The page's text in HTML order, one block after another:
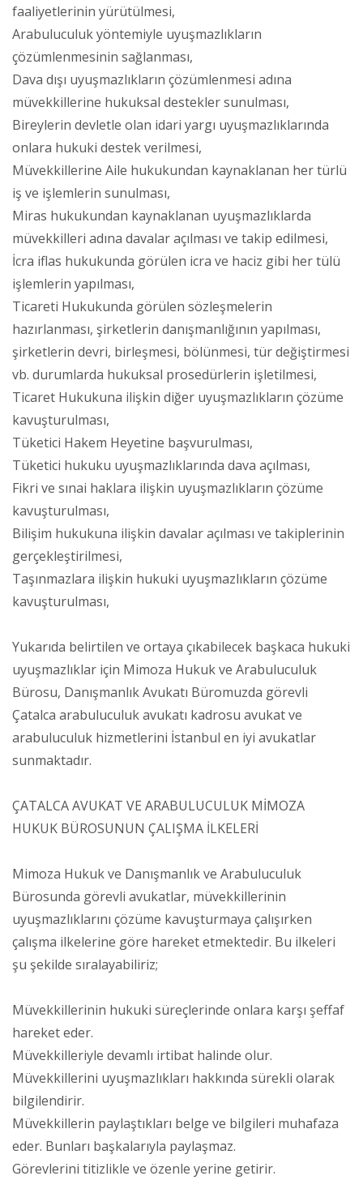
faaliyetlerinin yürütülmesi,
Arabuluculuk yöntemiyle uyuşmazlıkların
çözümlenmesinin sağlanması,
Dava dışı uyuşmazlıkların çözümlenmesi adına
müvekkillerine hukuksal destekler sunulması,
Bireylerin devletle olan idari yargı uyuşmazlıklarında
onlara hukuki destek verilmesi,
Müvekkillerine Aile hukukundan kaynaklanan her türlü
iş ve işlemlerin sunulması,
Miras hukukundan kaynaklanan uyuşmazlıklarda
müvekkilleri adına davalar açılması ve takip edilmesi,
İcra iflas hukukunda görülen icra ve haciz gibi her tülü
işlemlerin yapılması,
Ticareti Hukukunda görülen sözleşmelerin
hazırlanması, şirketlerin danışmanlığının yapılması,
şirketlerin devri, birleşmesi, bölünmesi, tür değiştirmesi
vb. durumlarda hukuksal prosedürlerin işletilmesi,
Ticaret Hukukuna ilişkin diğer uyuşmazlıkların çözüme
kavuşturulması,
Tüketici Hakem Heyetine başvurulması,
Tüketici hukuku uyuşmazlıklarında dava açılması,
Fikri ve sınai haklara ilişkin uyuşmazlıkların çözüme
kavuşturulması,
Bilişim hukukuna ilişkin davalar açılması ve takiplerinin
gerçekleştirilmesi,
Taşınmazlara ilişkin hukuki uyuşmazlıkların çözüme
kavuşturulması,
Yukarıda belirtilen ve ortaya çıkabilecek başkaca hukuki
uyuşmazlıklar için Mimoza Hukuk ve Arabuluculuk
Bürosu, Danışmanlık Avukatı Büromuzda görevli
Çatalca arabuluculuk avukatı kadrosu avukat ve
arabuluculuk hizmetlerini İstanbul en iyi avukatlar
sunmaktadır.
ÇATALCA AVUKAT VE ARABULUCULUK MİMOZA
HUKUK BÜROSUNUN ÇALIŞMA İLKELERİ
Mimoza Hukuk ve Danışmanlık ve Arabuluculuk
Bürosunda görevli avukatlar, müvekkillerinin
uyuşmazlıklarını çözüme kavuşturmaya çalışırken
çalışma ilkelerine göre hareket etmektedir. Bu ilkeleri
şu şekilde sıralayabiliriz;
Müvekkillerinin hukuki süreçlerinde onlara karşı şeffaf
hareket eder.
Müvekkilleriyle devamlı irtibat halinde olur.
Müvekkillerini uyuşmazlıkları hakkında sürekli olarak
bilgilendirir.
Müvekkillerin paylaştıkları belge ve bilgileri muhafaza
eder. Bunları başkalarıyla paylaşmaz.
Görevlerini titizlikle ve özenle yerine getirir.